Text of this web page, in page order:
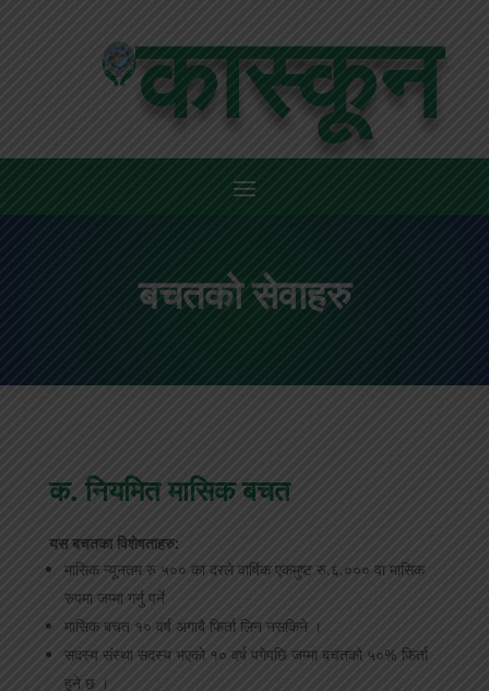
कास्कून
बचतको सेवाहरु
क. नियमित मासिक बचत
यस बचतका विशेषताहरु:
मासिक न्यूनतम रु ५०० का दरले वार्षिक एकमुष्ट रु.६,००० वा मासिक
रुपमा जम्मा गर्नु पर्ने
मासिक बचत १० वर्ष अगाबै फिर्ता लिन नसकिने ।
सदस्य संस्था सदस्य भएको १० वर्ष पगेपछि जम्मा बचतको ५०% फिर्ता
हुने छ ।